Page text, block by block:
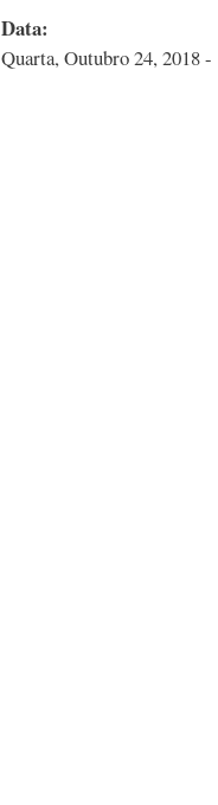
Data:
Quarta, Outubro 24, 2018 -